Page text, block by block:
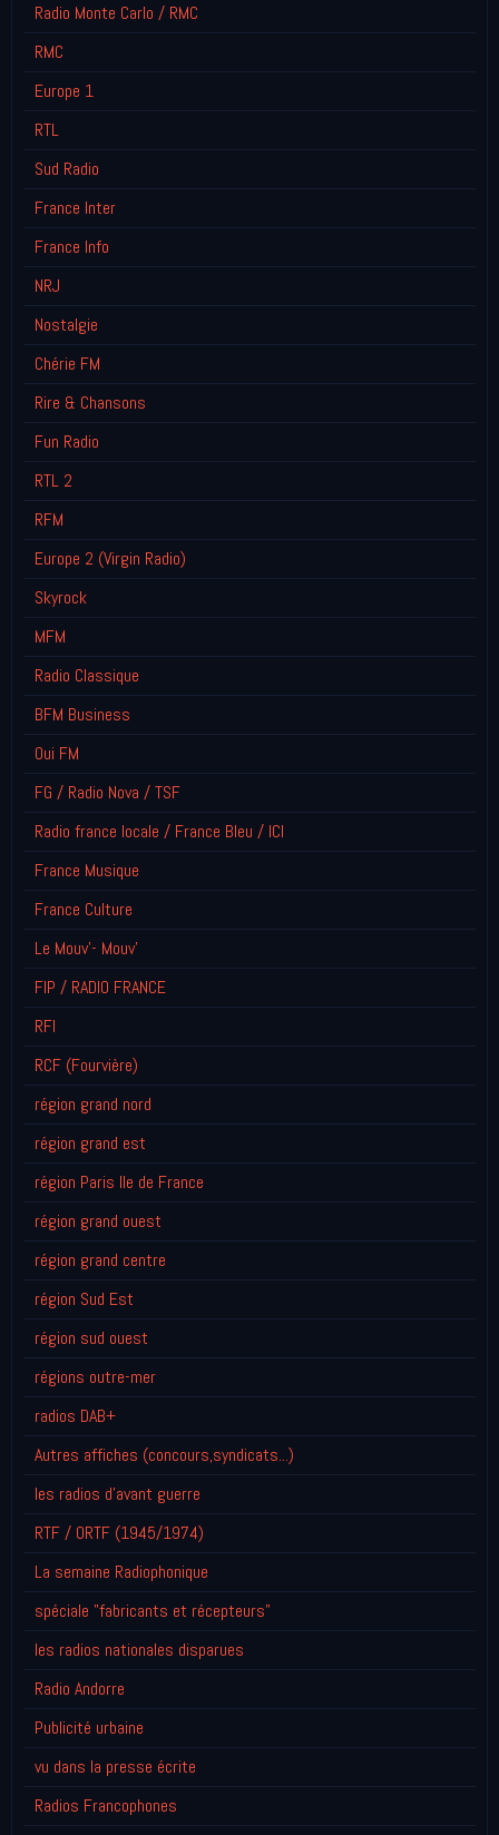
Radio Monte Carlo / RMC
RMC
Europe 1
RTL
Sud Radio
France Inter
France Info
NRJ
Nostalgie
Chérie FM
Rire & Chansons
Fun Radio
RTL 2
RFM
Europe 2 (Virgin Radio)
Skyrock
MFM
Radio Classique
BFM Business
Oui FM
FG / Radio Nova / TSF
Radio france locale / France Bleu / ICI
France Musique
France Culture
Le Mouv'- Mouv'
FIP / RADIO FRANCE
RFI
RCF (Fourvière)
région grand nord
région grand est
région Paris Ile de France
région grand ouest
région grand centre
région Sud Est
région sud ouest
régions outre-mer
radios DAB+
Autres affiches (concours,syndicats...)
les radios d'avant guerre
RTF / ORTF (1945/1974)
La semaine Radiophonique
spéciale "fabricants et récepteurs"
les radios nationales disparues
Radio Andorre
Publicité urbaine
vu dans la presse écrite
Radios Francophones